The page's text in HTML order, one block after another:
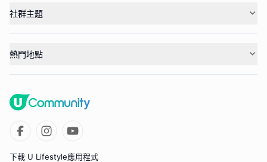
社群主題
熱門地點
下載 U Lifestyle應用程式